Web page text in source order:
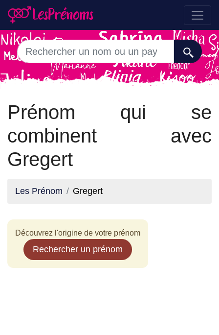
Prénom qui se
combinent avec
Gregert
Les Prénom Gregert
Découvrez l'origine de votre prénom
Rechercher un prénom